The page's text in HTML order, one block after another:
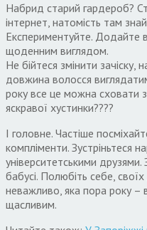
Набрид старий гардероб?
інтернет, натомість там
Експериментуйте. Додайте
щоденним виглядом.
Не бійтеся змінити зачіску,
довжина волосся
року все це можна сховати
яскравої хустинки????
І головне. Частіше
компліменти. Зустріньтеся
університетськими друзями.
бабусі. Полюбіть себе,
неважливо, яка пора року
щасливим.